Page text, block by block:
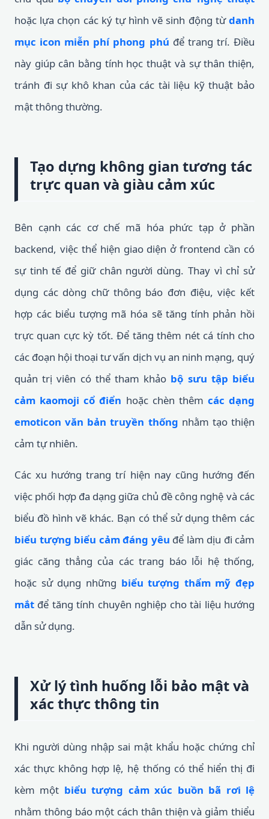
hoặc lựa chọn các ký tự hình vẽ sinh động từdanh
mục icon miễn phí phong phú để trang trí. Điều
này giúp cân bằng tính học thuật và sự thân thiện,
tránh đi sự khô khan của các tài liệu kỹ thuật bảo
mật thông thường.
Tạo dựng không gian tương tác
trực quan và giàu cảm xúc
Bên cạnh các cơ chế mã hóa phức tạp ở phần
backend, việc thể hiện giao diện ở frontend cần có
sự tinh tế để giữ chân người dùng. Thay vì chỉ sử
dụng các dòng chữ thông báo đơn điệu, việc kết
hợp các biểu tượng mã hóa sẽ tăng tính phản hồi
trực quan cực kỳ tốt. Để tăng thêm nét cá tính cho
các đoạn hội thoại tư vấn dịch vụ an ninh mạng, quý
quản trị viên có thể tham khảo bộ sưu tập biểu
cảm kaomoji cổ điển hoặc chèn thêm các dạng
emoticon văn bản truyền thống nhằm tạo thiện
cảm tự nhiên.
Các xu hướng trang trí hiện nay cũng hướng đến
việc phối hợp đa dạng giữa chủ đề công nghệ và các
biểu đồ hình vẽ khác. Bạn có thể sử dụng thêm các
biểu tượng biểu cảm đáng yêu để làm dịu đi cảm
giác căng thẳng của các trang báo lỗi hệ thống,
hoặc sử dụng những biểu tượng thẩm mỹ đẹp
mắt để tăng tính chuyên nghiệp cho tài liệu hướng
dẫn sử dụng.
Xử lý tình huống lỗi bảo mật và
xác thực thông tin
Khi người dùng nhập sai mật khẩu hoặc chứng chỉ
xác thực không hợp lệ, hệ thống có thể hiển thị đi
kèm một biểu tượng cảm xúc buồn bã rơi lệ
nhằm thông báo một cách thân thiện và giảm thiểu